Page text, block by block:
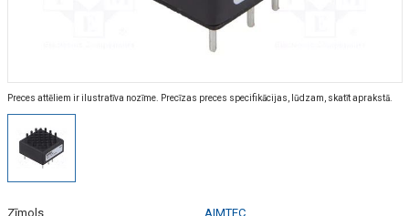
Preces attēliem ir ilustratīva nozīme. Precīzas preces specifikācijas, lūdzam, skatīt aprakstā.
Zīmols
AIMTEC